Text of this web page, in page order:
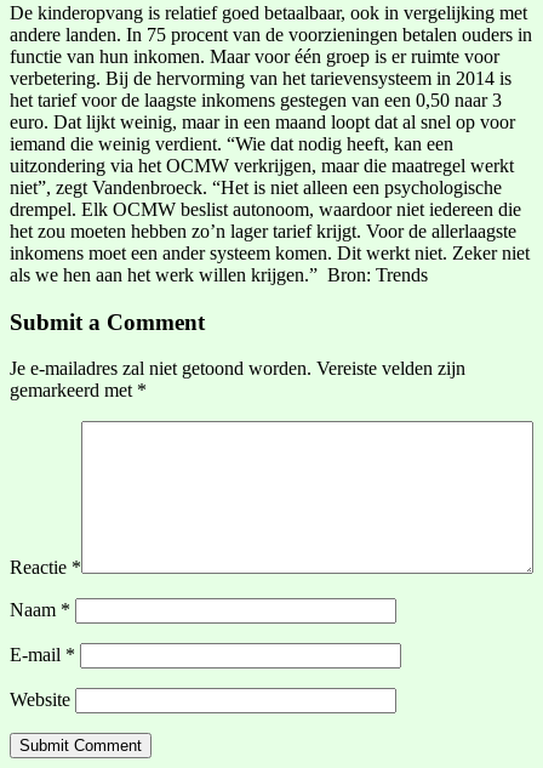
De kinderopvang is relatief goed betaalbaar, ook in vergelijking met
andere landen. In 75 procent van de voorzieningen betalen ouders in
functie van hun inkomen. Maar voor één groep is er ruimte voor
verbetering. Bij de hervorming van het tarievensysteem in 2014 is
het tarief voor de laagste inkomens gestegen van een 0,50 naar 3
euro. Dat lijkt weinig, maar in een maand loopt dat al snel op voor
iemand die weinig verdient. “Wie dat nodig heeft, kan een
uitzondering via het OCMW verkrijgen, maar die maatregel werkt
niet”, zegt Vandenbroeck. “Het is niet alleen een psychologische
drempel. Elk OCMW beslist autonoom, waardoor niet iedereen die
het zou moeten hebben zo’n lager tarief krijgt. Voor de allerlaagste
inkomens moet een ander systeem komen. Dit werkt niet. Zeker niet
als we hen aan het werk willen krijgen.” Bron: Trends
Submit a Comment
Je e-mailadres zal niet getoond worden. Vereiste velden zijn
gemarkeerd met *
Reactie *
Naam *
E-mail *
Website